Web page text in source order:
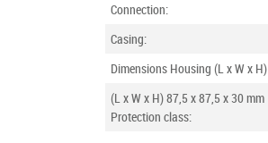
Connection:
Casing:
Dimensions Housing (L x W x H)
(L x W x H) 87,5 x 87,5 x 30 mm
Protection class: